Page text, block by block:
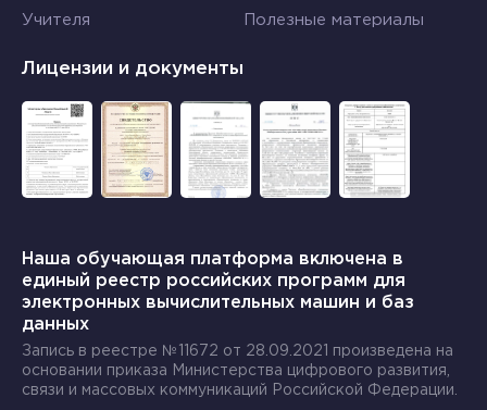
Учителя Полезные материалы
Лицензии и документы
Наша обучающая платформа включена в
единый реестр российских программ для
электронных вычислительных машин и баз
данных
Запись в реестре №11672 от 28.09.2021 произведена на
основании приказа Министерства цифрового развития,
связи и массовых коммуникаций Российской Федерации.